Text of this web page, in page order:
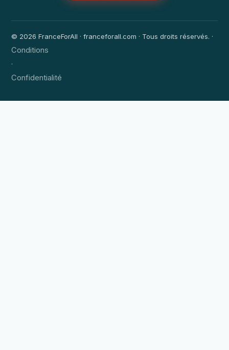
© 2026 FranceForAll · franceforall.com · Tous droits réservés. ·
Conditions
·
Confidentialité